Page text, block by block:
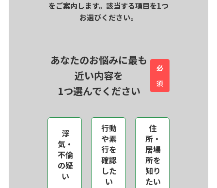
をご案内します。該当する項目を1つ
お選びください。
あなたのお悩みに最も
近い内容を
1つ選んでください
必
須
浮
気・
不倫
の疑
い
行動
や素
行を
確認
した
い
住
所・
居場
所を
知り
たい